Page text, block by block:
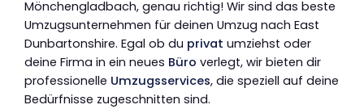
Mönchengladbach, genau richtig! Wir sind das beste
Umzugsunternehmen für deinen Umzug nach East
Dunbartonshire. Egal ob du privat umziehst oder
deine Firma in ein neues Büro verlegt, wir bieten dir
professionelle Umzugsservices, die speziell auf deine
Bedürfnisse zugeschnitten sind.